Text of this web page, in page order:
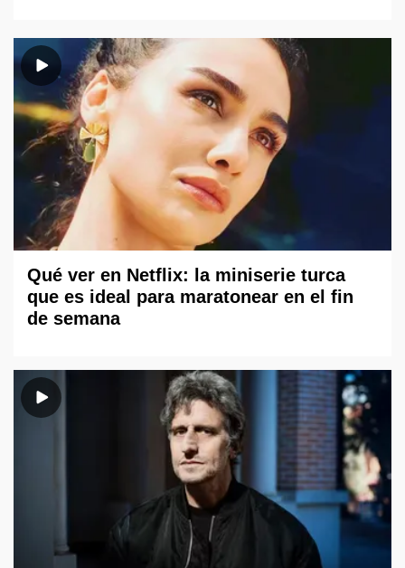
Qué ver en Netflix: la miniserie turca
que es ideal para maratonear en el fin
de semana